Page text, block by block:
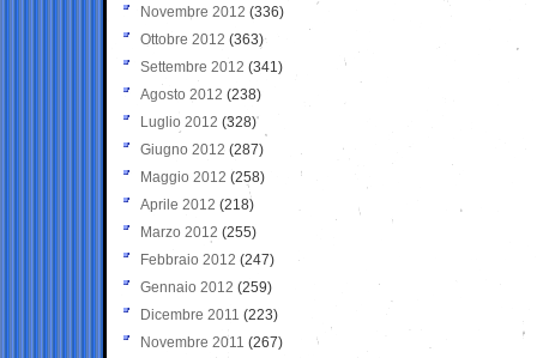
Novembre 2012 (336)
Ottobre 2012 (363)
Settembre 2012 (341)
Agosto 2012 (238)
Luglio 2012 (328)
Giugno 2012 (287)
Maggio 2012 (258)
Aprile 2012 (218)
Marzo 2012 (255)
Febbraio 2012 (247)
Gennaio 2012 (259)
Dicembre 2011 (223)
Novembre 2011 (267)